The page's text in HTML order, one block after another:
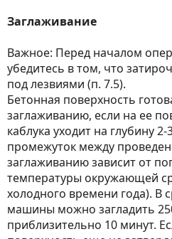
Заглаживание
Важное: Перед началом
убедитесь в том, что
под лезвиями (п. 7.5).
Бетонная поверхность
заглаживанию, если на ее
каблука уходит на глубину
промежуток между
заглаживанию зависит от
температуры окружающей
холодного времени года).
машины можно загладить
приблизительно 10 минут.